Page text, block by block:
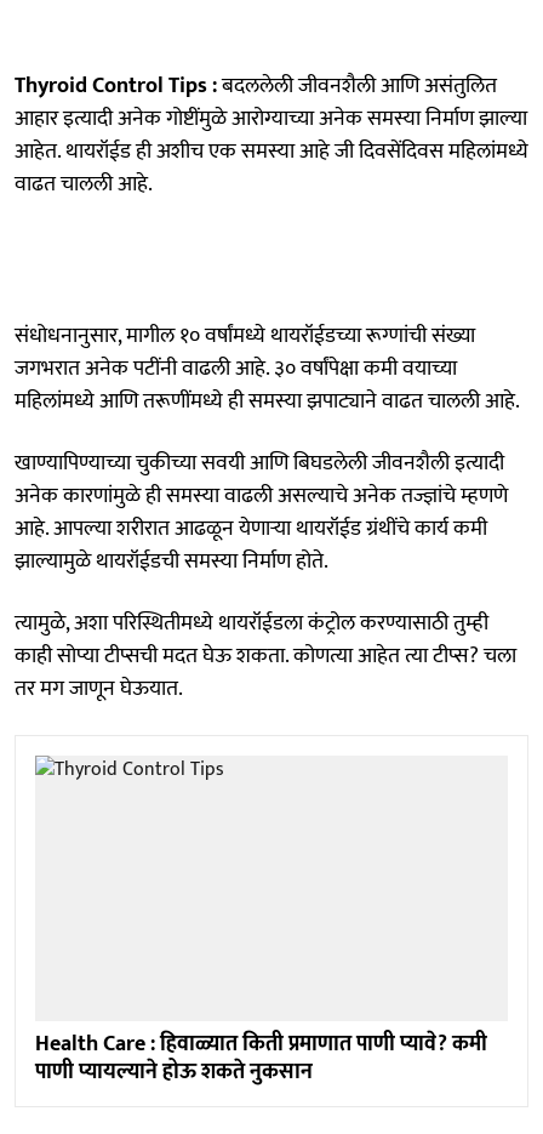
Thyroid Control Tips :बदललेली जीवनशैली आणि असंतुलित
आहार इत्यादी अनेक गोष्टींमुळे आरोग्याच्या अनेक समस्या निर्माण झाल्या
आहेत. थायरॉईड ही अशीच एक समस्या आहे जी दिवसेंदिवस महिलांमध्ये
वाढत चालली आहे.
संधोधनानुसार, मागील १० वर्षांमध्ये थायरॉईडच्या रूग्णांची संख्या
जगभरात अनेक पटींनी वाढली आहे. ३० वर्षांपेक्षा कमी वयाच्या
महिलांमध्ये आणि तरूणींमध्ये ही समस्या झपाट्याने वाढत चालली आहे.
खाण्यापिण्याच्या चुकीच्या सवयी आणि बिघडलेली जीवनशैली इत्यादी
अनेक कारणांमुळे ही समस्या वाढली असल्याचे अनेक तज्ज्ञांचे म्हणणे
आहे. आपल्या शरीरात आढळून येणाऱ्या थायरॉईड ग्रंथींचे कार्य कमी
झाल्यामुळे थायरॉईडची समस्या निर्माण होते.
त्यामुळे, अशा परिस्थितीमध्ये थायरॉईडला कंट्रोल करण्यासाठी तुम्ही
काही सोप्या टीप्सची मदत घेऊ शकता. कोणत्या आहेत त्या टीप्स? चला
तर मग जाणून घेऊयात.
Health Care : हिवाळ्यात किती प्रमाणात पाणी प्यावे? कमी
पाणी प्यायल्याने होऊ शकते नुकसान